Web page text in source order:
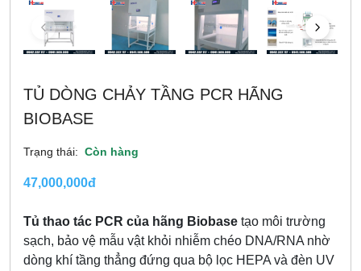
TỦ DÒNG CHẢY TẦNG PCR HÃNG
BIOBASE
Trạng thái: Còn hàng
47,000,000đ
Tủ thao tác PCR của hãng Biobase tạo môi trường
sạch, bảo vệ mẫu vật khỏi nhiễm chéo DNA/RNA nhờ
dòng khí tầng thẳng đứng qua bộ lọc HEPA và đèn UV